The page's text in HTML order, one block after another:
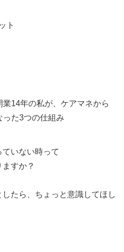
ト
14年の私が、ケアマネから
った3つの仕組み
いない時って
すか？
たら、ちょっと意識してほし